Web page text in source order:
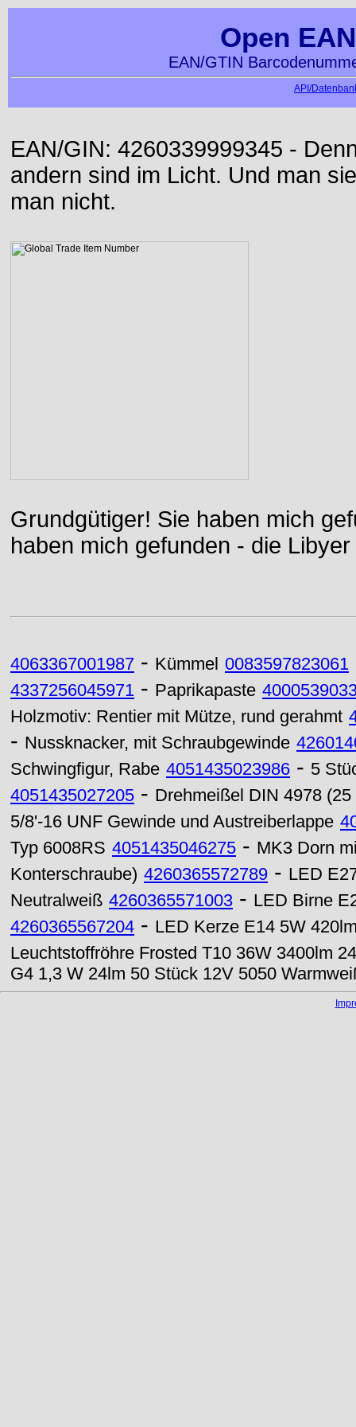
Open
EAN/GTIN
API/
EAN/GIN: 4260339999345 -
andern sind im Licht. Und man
man nicht.
Grundgütiger! Sie haben mich
haben mich gefunden - die
4063367001987 - Kümmel 0083597823061
4337256045971 - Paprikapaste
Holzmotiv: Rentier mit Mütze, rund gerahmt
- Nussknacker, mit Schraubgewinde
Schwingfigur, Rabe 4051435023986 - 5
4051435027205 - Drehmeißel DIN 4978
5/8'-16 UNF Gewinde und Austreiberlappe
Typ 6008RS 4051435046275 - MK3 Dorn
Konterschraube) 4260365572789 - LED
Neutralweiß 4260365571003 - LED Birne
4260365567204 - LED Kerze E14 5W
Leuchtstoffröhre Frosted T10 36W 3400lm
G4 1,3 W 24lm 50 Stück 12V 5050